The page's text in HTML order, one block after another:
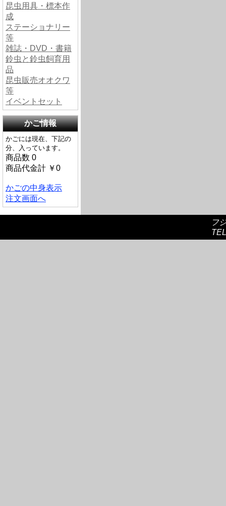
昆虫用具・標本作
成
ステーショナリー
等
雑誌・DVD・書籍
鈴虫と鈴虫飼育用
品
昆虫販売オオクワ
等
イベントセット
かご情報
かごには現在、下記の
分、入っています。
商品数 0
商品代金計 ￥0
かごの中身表示
注文画面へ
フ